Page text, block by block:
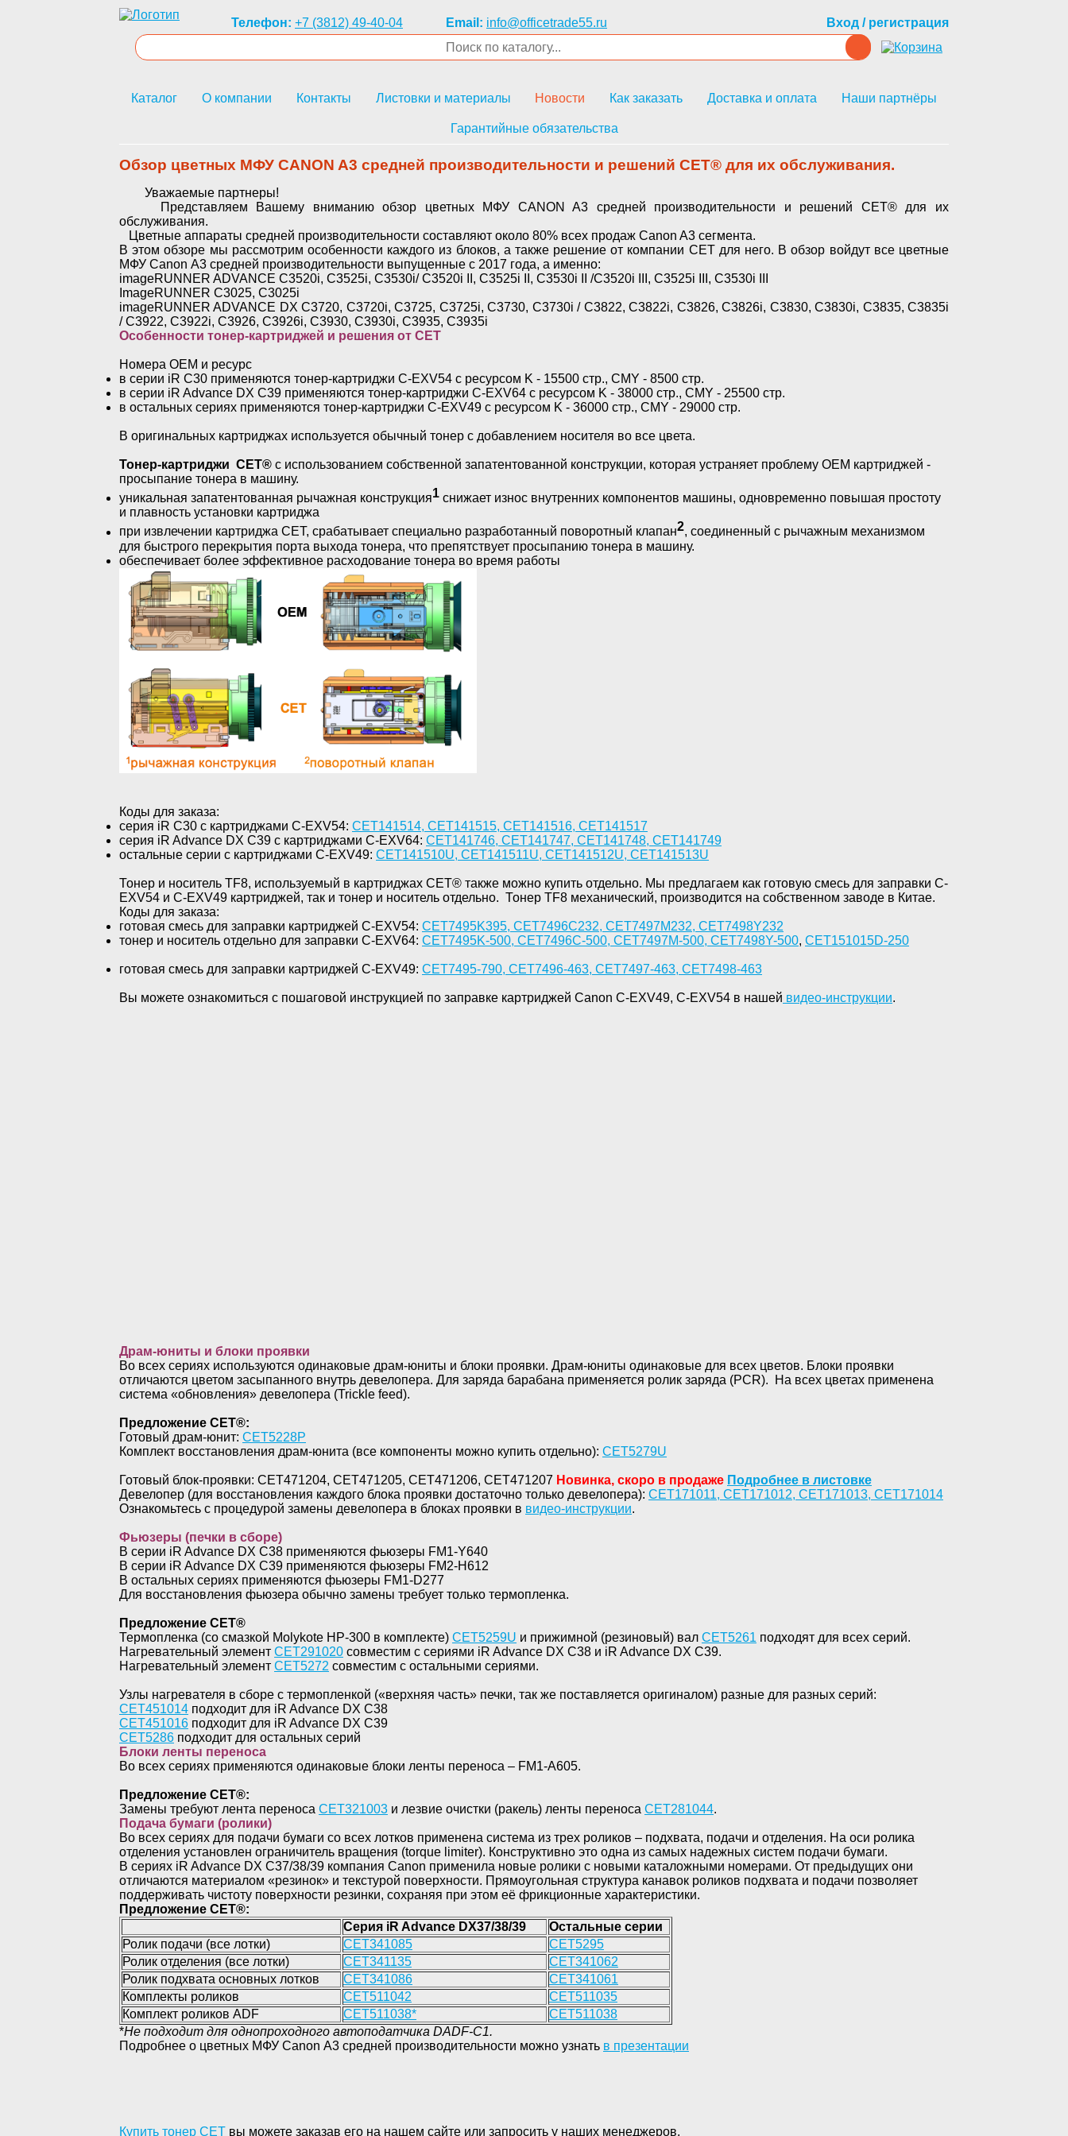
Телефон: +7 (3812) 49-40-04 Email: info@officetrade55.ru Вход / регистрация
Каталог О компании Контакты Листовки и материалы Новости Как заказать Доставка и оплата Наши партнёры
Гарантийные обязательства
Обзор цветных МФУ CANON A3 средней производительности и решений СЕТ® для их обслуживания.
Уважаемые партнеры!
Представляем Вашему вниманию обзор цветных МФУ CANON A3 средней производительности и решений СЕТ® для их
обслуживания.
Цветные аппараты средней производительности составляют около 80% всех продаж Canon A3 сегмента.
В этом обзоре мы рассмотрим особенности каждого из блоков, а также решение от компании CET для него. В обзор войдут все цветные
МФУ Canon А3 средней производительности выпущенные с 2017 года, а именно:
imageRUNNER ADVANCE C3520i, C3525i, C3530i/C3520i II, C3525i II, C3530i II /C3520i III, C3525i III, C3530i III
ImageRUNNER C3025, C3025i
imageRUNNER ADVANCE DX C3720, C3720i, C3725, C3725i, C3730, C3730i /C3822, C3822i, C3826, C3826i, C3830, C3830i, C3835, C3835i
/C3922, C3922i, C3926, C3926i, C3930, C3930i, C3935, C3935i
Особенности тонер-картриджей и решения от CET
Номера OEM и ресурс
в серии iR C30 применяются тонер-картриджи C-EXV54 c ресурсом K - 15500 стр., CMY - 8500 стр.
в серии iR Advance DX C39 применяются тонер-картриджи C-EXV64 c ресурсом K - 38000 стр., CMY - 25500 стр.
в остальных сериях применяются тонер-картриджи C-EXV49 c ресурсом K - 36000 стр., CMY - 29000 стр.
В оригинальных картриджах используется обычный тонер с добавлением носителя во все цвета.
Тонер-картриджи СЕТ® с использованием собственной запатентованной конструкции, которая устраняет проблему OEM картриджей -
просыпание тонера в машину.
уникальная запатентованная рычажная конструкция1 снижает износ внутренних компонентов машины, одновременно повышая простоту
и плавность установки картриджа
при извлечении картриджа CET, срабатывает специально разработанный поворотный клапан2, соединенный с рычажным механизмом
для быстрого перекрытия порта выхода тонера, что препятствует просыпанию тонера в машину.
обеспечивает более эффективное расходование тонера во время работы
Коды для заказа:
серия iR C30 с картриджами C-EXV54: CET141514, CET141515, CET141516, CET141517
серия iR Advance DX C39 с картриджами C-EXV64: CET141746, CET141747, CET141748, CET141749
остальные серии с картриджами C-EXV49: CET141510U, CET141511U, CET141512U, CET141513U
Тонер и носитель TF8, используемый в картриджах CET® также можно купить отдельно. Мы предлагаем как готовую смесь для заправки C-
EXV54 и C-EXV49 картриджей, так и тонер и носитель отдельно. Тонер TF8 механический, производится на собственном заводе в Китае.
Коды для заказа:
готовая смесь для заправки картриджей C-EXV54: CET7495K395, CET7496C232, CET7497M232, CET7498Y232
тонер и носитель отдельно для заправки C-EXV64: CET7495K-500, CET7496C-500, CET7497M-500, CET7498Y-500, CET151015D-250
готовая смесь для заправки картриджей C-EXV49: CET7495-790, CET7496-463, CET7497-463, CET7498-463
Вы можете ознакомиться с пошаговой инструкцией по заправке картриджей Canon C-EXV49, C-EXV54 в нашей видео-инструкции.
Драм-юниты и блоки проявки
Во всех сериях используются одинаковые драм-юниты и блоки проявки. Драм-юниты одинаковые для всех цветов. Блоки проявки
отличаются цветом засыпанного внутрь девелопера. Для заряда барабана применяется ролик заряда (PCR).
На всех цветах применена
система «обновления» девелопера (Trickle feed).
Предложение CET®:
Готовый драм-юнит: CET5228P
Комплект восстановления драм-юнита (все компоненты можно купить отдельно): CET5279U
Готовый блок-проявки: CET471204, CET471205, CET471206, CET471207 Новинка, скоро в продаже Подробнее в листовке
Девелопер (для восстановления каждого блока проявки достаточно только девелопера): CET171011, CET171012, CET171013, CET171014
Ознакомьтесь с процедурой замены девелопера в блоках проявки в видео-инструкции.
Фьюзеры (печки в сборе)
В серии iR Advance DX C38 применяются фьюзеры FM1-Y640
В серии iR Advance DX C39 применяются фьюзеры FM2-H612
В остальных сериях применяются фьюзеры FM1-D277
Для восстановления фьюзера обычно замены требует только термопленка.
Предложение СЕТ®
Термопленка (со смазкой Molykote HP-300 в комплекте) CET5259U и прижимной (резиновый) вал CET5261 подходят для всех серий.
Нагревательный элемент CET291020 совместим с сериями iR Advance DX C38 и iR Advance DX C39.
Нагревательный элемент CET5272 совместим с остальными сериями.
Узлы нагревателя в сборе с термопленкой («верхняя часть» печки, так же поставляется оригиналом) разные для разных серий:
CET451014 подходит для iR Advance DX C38
CET451016 подходит для iR Advance DX C39
CET5286 подходит для остальных серий
Блоки ленты переноса
Во всех сериях применяются одинаковые блоки ленты переноса – FM1-A605.
Предложение CET®:
Замены требуют лента переноса CET321003 и лезвие очистки (ракель) ленты переноса CET281044.
Подача бумаги (ролики)
Во всех сериях для подачи бумаги со всех лотков применена система из трех роликов – подхвата, подачи и отделения. На оси ролика
отделения установлен ограничитель вращения (torque limiter). Конструктивно это одна из самых надежных систем подачи бумаги.
В сериях iR Advance DX C37/38/39 компания Canon применила новые ролики с новыми каталожными номерами. От предыдущих они
отличаются материалом «резинок» и текстурой поверхности. Прямоугольная структура канавок роликов подхвата и подачи позволяет
поддерживать чистоту поверхности резинки, сохраняя при этом её фрикционные характеристики.
Предложение CET®:
Серия iR Advance DX37/38/39
Остальные серии
Ролик подачи (все лотки)
CET341085
CET5295
Ролик отделения (все лотки)
CET341135
CET341062
Ролик подхвата основных лотков
CET341086
CET341061
Комплекты роликов
CET511042
CET511035
Комплект роликов ADF CET511038*
CET511038
*Не подходит для однопроходного автоподатчика DADF-C1.
Подробнее о цветных МФУ Canon А3 средней производительности можно узнать в презентации
Купить тонер СЕТ вы можете заказав его на нашем сайте или запросить у наших менеджеров.